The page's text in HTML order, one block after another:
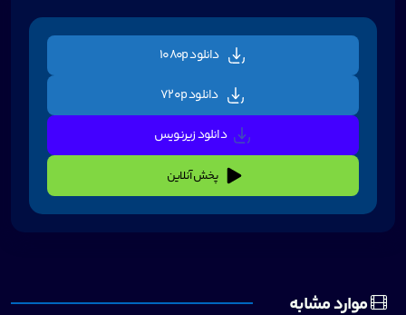
دانلود 1080p
دانلود 720p
دانلود زیرنویس
پخش آنلاین
موارد مشابه